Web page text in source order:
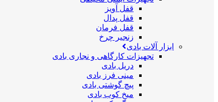
قفل آویز
قفل پدال
قفل فرمان
زنجیر چرخ
ابزار آلات بادی
تجهیزات کارگاهی و نجاری بادی
دریل بادی
مینی فرز بادی
پیچ گوشتی بادی
میخ کوب بادی